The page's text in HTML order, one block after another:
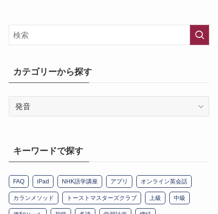
カテゴリーから探す
ー
か
ら
探
す
キーワードで探す
FAQ iPad NHK語学講座 アプリ オンライン英会話
カランメソッド トーストマスターズクラブ 上級 中級